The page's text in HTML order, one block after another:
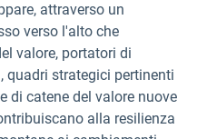
attraverso un
verso l'alto che
valore, portatori di
quadri strategici pertinenti
di catene del valore nuove
alla resilienza